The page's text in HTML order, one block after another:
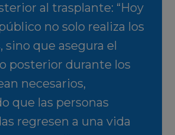
al trasplante: “Hoy
no solo realiza los
sino que asegura el
posterior durante los
necesarios,
que las personas
regresen a una vida